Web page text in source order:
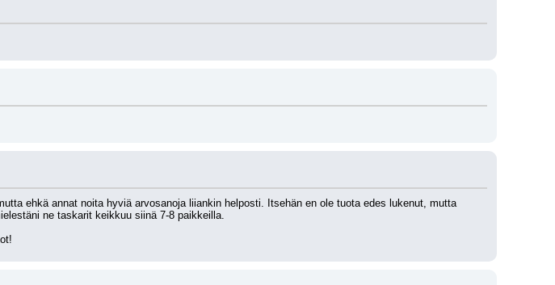
ehkä annat noita hyviä arvosanoja liiankin helposti. Itsehän en ole tuota edes lukenut, mutta
ne taskarit keikkuu siinä 7-8 paikkeilla.